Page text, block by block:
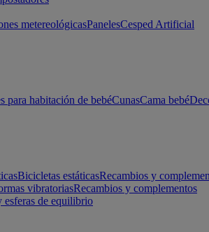
metereológicasPanelesCesped Artificial
para habitación de bebéCunasCama bebé
Bicicletas estáticasRecambios y
vibratoriasRecambios y complementos
esferas de equilibrio